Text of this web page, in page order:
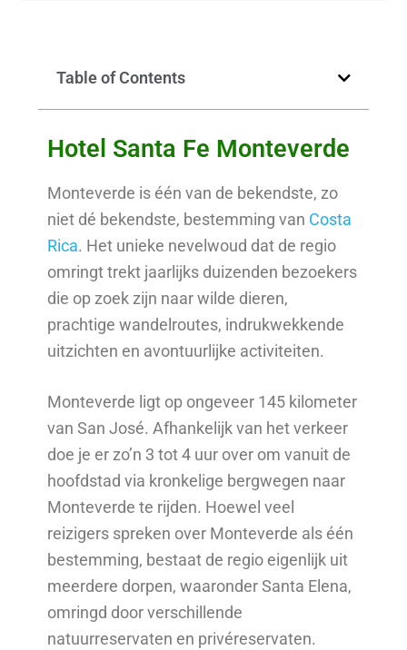
Table of Contents
Hotel Santa Fe Monteverde
Monteverde is één van de bekendste, zo
niet dé bekendste, bestemming van Costa
Rica. Het unieke nevelwoud dat de regio
omringt trekt jaarlijks duizenden bezoekers
die op zoek zijn naar wilde dieren,
prachtige wandelroutes, indrukwekkende
uitzichten en avontuurlijke activiteiten.
Monteverde ligt op ongeveer 145 kilometer
van San José. Afhankelijk van het verkeer
doe je er zo’n 3 tot 4 uur over om vanuit de
hoofdstad via kronkelige bergwegen naar
Monteverde te rijden. Hoewel veel
reizigers spreken over Monteverde als één
bestemming, bestaat de regio eigenlijk uit
meerdere dorpen, waaronder Santa Elena,
omringd door verschillende
natuurreservaten en privéreservaten.